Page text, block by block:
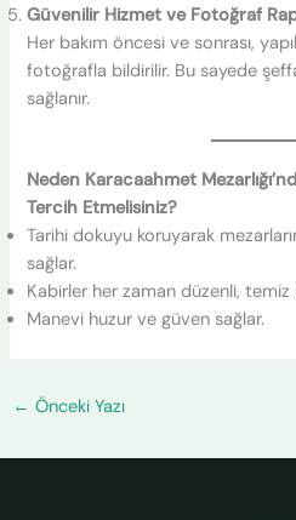
Güvenilir Hizmet ve Fotoğraf
Her bakım öncesi ve sonrası,
fotoğrafla bildirilir. Bu sayede
sağlanır.
Neden Karacaahmet
Tercih Etmelisiniz?
Tarihi dokuyu koruyarak
sağlar.
Kabirler her zaman düzenli, temiz
Manevi huzur ve güven sağlar.
← Önceki Yazı